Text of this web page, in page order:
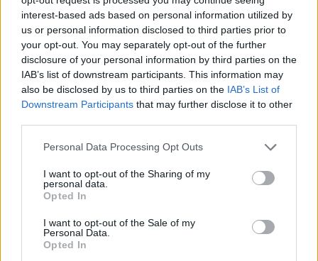
interest-based ads based on personal information utilized by
us or personal information disclosed to third parties prior to
your opt-out. You may separately opt-out of the further
disclosure of your personal information by third parties on the
IAB’s list of downstream participants. This information may
also be disclosed by us to third parties on the IAB’s List of
Downstream Participants that may further disclose it to other
Personal Data Processing Opt Outs
I want to opt-out of the Sharing of my
personal data.
Opted In
I want to opt-out of the Sale of my
Personal Data.
Opted In
Az olaj árának esésében nagy szerepet játszik, hogy
fokozatosan enyhül az iráni atomprogram (és az ebből
fakadó olajtermelés kiesése) miatti félelem. Az EU
képviseletében Javier Solana, míg Irán színeiben Ali
Larijani tartott megbeszéléseket 9-én (szombaton), melyet
Javier Solana tegnap termékenynek ítélt nyilatkozatában.
KEDVES OLVASÓNK!
A keresett cikk a portfolio.hu hírarchívumához
regisztrációhoz kötött.
Az előfizetés a következőket tartalmazza: